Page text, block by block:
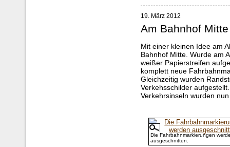
19. März 2012
Am Bahnhof Mitte
Mit einer kleinen Idee am
Bahnhof Mitte. Wurde am
weißer Papierstreifen
komplett neue
Gleichzeitig wurden
Verkehsschilder
Verkehrsinseln wurden
Die Fahrbahnmarkierungen
ausgeschnitten.